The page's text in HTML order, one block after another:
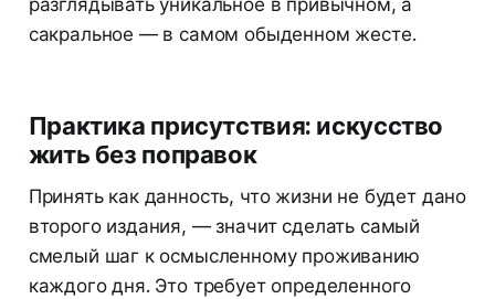
разглядывать уникальное в привычном, а
сакральное — в самом обыденном жесте.
Практика присутствия: искусство
жить без поправок
Принять как данность, что жизни не будет дано
второго издания, — значит сделать самый
смелый шаг к осмысленному проживанию
каждого дня. Это требует определенного